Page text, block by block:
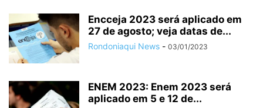
Encceja 2023 será aplicado em
27 de agosto; veja datas de...
Rondoniaqui News - 03/01/2023
ENEM 2023: Enem 2023 será
aplicado em 5 e 12 de...